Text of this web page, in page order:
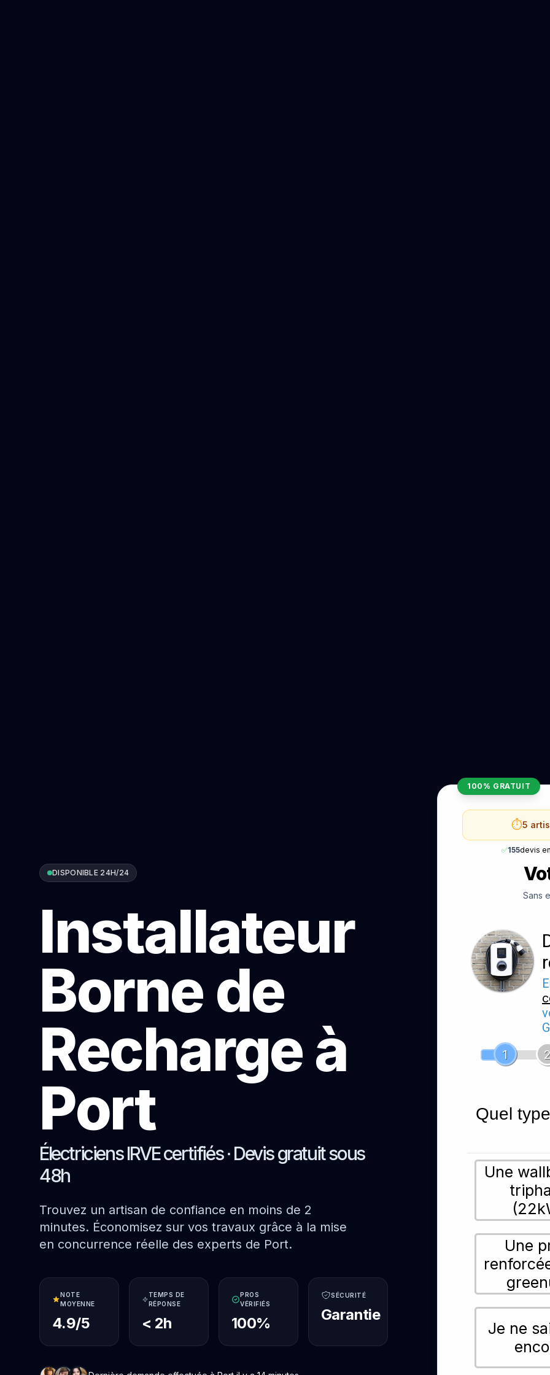
DISPONIBLE 24H/24
Installateur
Borne de
Recharge à
Port
Électriciens IRVE certifiés · Devis gratuit sous
48h
Trouvez un artisan de confiance en moins de 2
minutes. Économisez sur vos travaux grâce à la mise
en concurrence réelle des experts de Port.
NOTE
MOYENNE
4.9/5
TEMPS DE
RÉPONSE
< 2h
PROS
VÉRIFIÉS
100%
SÉCURITÉ
Garantie
100% GRATUIT
⏱️5
✅155devis
Sans
1
2
Quel
Une
Une
Je ne